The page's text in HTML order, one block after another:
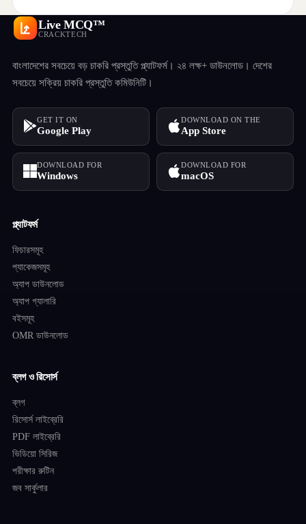
Live MCQ™
CRACKTECH
বাংলাদেশের সবচেয়ে বড় চাকরি প্রস্তুতি প্ল্যাটফর্ম। ২৪ লক্ষ+ ডাউনলোড। দেশের
সবচেয়ে সক্রিয় চাকরি প্রস্তুতি কমিউনিটি।
GET IT ON
Google Play
DOWNLOAD ON THE
App Store
DOWNLOAD FOR
Windows
DOWNLOAD FOR
macOS
প্ল্যাটফর্ম
ফিচারসমূহ
প্যাকেজসমূহ
অ্যাপ ডাউনলোড
অ্যাপ গ্যালারি
বইসমূহ
OMR ডাউনলোড
ব্লগ ও রিসোর্স
ব্লগ
রিসোর্স লাইব্রেরি
PDF লাইব্রেরি
ভিডিয়ো সিরিজ
পরীক্ষার রুটিন
জব সার্কুলার